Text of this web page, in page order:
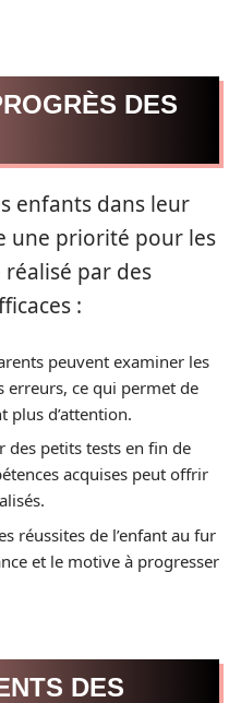
DES
enfants dans leur
une priorité pour les
par des
:
peuvent examiner les
erreurs, ce qui permet de
plus d’attention.
des petits tests en fin de
acquises peut offrir
réussites de l’enfant au fur
et le motive à progresser
DES